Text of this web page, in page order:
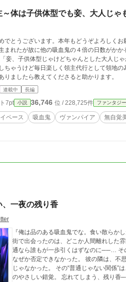
～体は子供体型でも妾、大人じゃ
います。本年もどうぞよろしくお願いします。 寿命の長い魔人族で吸血鬼のクリ
まれたが故に他の吸血鬼の４倍の日数がか
ど毎日楽しく領主代行として領地の為に頑張ってます。 ー・ー・ー・ー・
りましたら教えてくださると助かります。
連載中 長編
7pt 小説 36,746 位 / 228,725件 ファンタジー
ペース 吸血鬼 ヴァンパイア 無自覚
、一夜の残り香
『俺は品のある吸血鬼でな。食い散らかした
街で出会ったのは、どこか人間離れした
通なら誰もが一歩引くはずなのに──… その夜、死ぬつもりだった。 「……お前、変な奴だな」 そう問われても、
なぜか否定できなかった。 彼の隣は、不
じゃなかった。 その“普通じゃない関係”は、長く続くものではなかった。 ネオンの夜にだけ許された、ほんの一瞬
のやさしい錯覚。 忘れてしまう、残り香───…… ───────＊＊ ※ 本作はフィクションです。